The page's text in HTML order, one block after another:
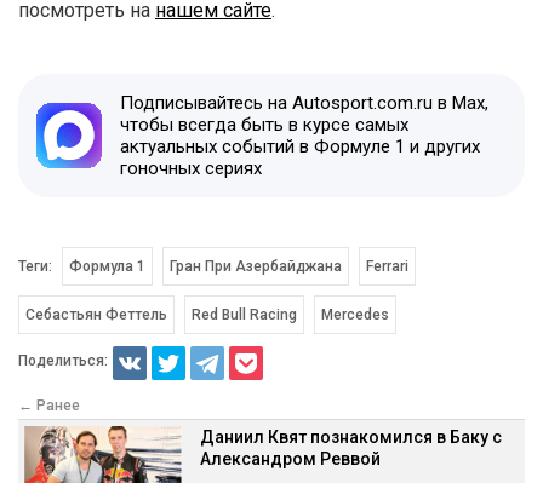
посмотреть на нашем сайте.
Подписывайтесь на Autosport.com.ru в Max,
чтобы всегда быть в курсе самых
актуальных событий в Формуле 1 и других
гоночных сериях
Теги: Формула 1 Гран При Азербайджана Ferrari
Себастьян Феттель Red Bull Racing Mercedes
Поделиться:
← Ранее
Даниил Квят познакомился в Баку с
Александром Реввой